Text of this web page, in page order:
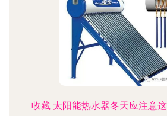
收藏 太阳能热水器冬天应注意